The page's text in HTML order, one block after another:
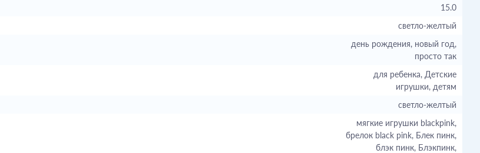
15.0
светло-желтый
день рождения, новый год,
просто так
для ребенка, Детские
игрушки, детям
светло-желтый
мягкие игрушки blackpink,
брелок black pink, Блек пинк,
блэк пинк, Блэкпинк,